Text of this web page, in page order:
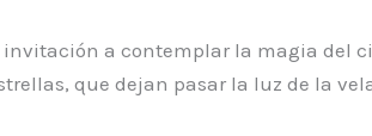
a contemplar la magia del
que dejan pasar la luz de la